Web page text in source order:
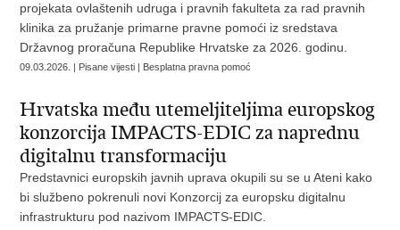
projekata ovlaštenih udruga i pravnih fakulteta za rad pravnih
klinika za pružanje primarne pravne pomoći iz sredstava
Državnog proračuna Republike Hrvatske za 2026. godinu.
09.03.2026. | Pisane vijesti | Besplatna pravna pomoć
Hrvatska među utemeljiteljima europskog
konzorcija IMPACTS-EDIC za naprednu
digitalnu transformaciju
Predstavnici europskih javnih uprava okupili su se u Ateni kako
bi službeno pokrenuli novi Konzorcij za europsku digitalnu
infrastrukturu pod nazivom IMPACTS-EDIC.